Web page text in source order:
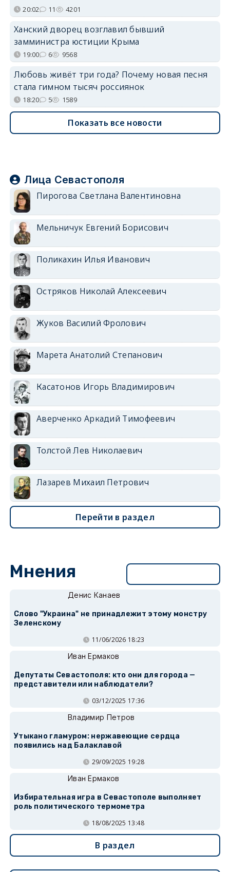
20:02 11 4201
Ханский дворец возглавил бывший
замминистра юстиции Крыма
19:00 6 9568
Любовь живёт три года? Почему новая песня
стала гимном тысяч россиянок
18:20 5 1589
Показать все новости
Лица Севастополя
Пирогова Светлана Валентиновна
Мельничук Евгений Борисович
Поликахин Илья Иванович
Остряков Николай Алексеевич
Жуков Василий Фролович
Марета Анатолий Степанович
Касатонов Игорь Владимирович
Аверченко Аркадий Тимофеевич
Толстой Лев Николаевич
Лазарев Михаил Петрович
Перейти в раздел
Мнения
Денис Канаев
Слово "Украина" не принадлежит этому монстру
Зеленскому
11/06/2026 18:23
Иван Ермаков
Депутаты Севастополя: кто они для города —
представители или наблюдатели?
03/12/2025 17:36
Владимир Петров
Утыкано гламуром: нержавеющие сердца
появились над Балаклавой
29/09/2025 19:28
Иван Ермаков
Избирательная игра в Севастополе выполняет
роль политического термометра
18/08/2025 13:48
В раздел